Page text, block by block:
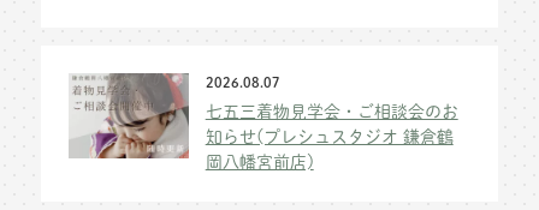
2026.08.07
七五三着物見学会・ご相談会のお
知らせ(プレシュスタジオ 鎌倉鶴
岡八幡宮前店)